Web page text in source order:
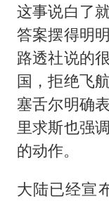
这事说白了
答案摆得明
路透社说的
国，拒绝飞
塞舌尔明确
里求斯也强
的动作。
大陆已经宣